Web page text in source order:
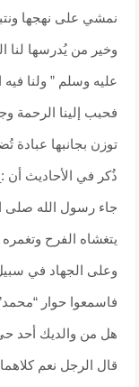
نمشي على نهجها
وخير من يُدرسها لنا
عليه وسلم ” ولنا
فحبب إلينا الرحمة
توزن بجانبها عبادة
ذُكر في الأحاديث أن :_
جاء رسول الله صلى
يتغشاه الفرح وتغمره
وعلى الجهاد في
فاسمعوا حوار
هل من والديك أحد
قال الرجل نعم